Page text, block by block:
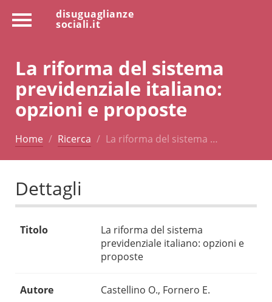
disuguaglianze
sociali.it
La riforma del sistema
previdenziale italiano:
opzioni e proposte
Home Ricerca La riforma del sistema …
Dettagli
Titolo
La riforma del sistema
previdenziale italiano: opzioni e
proposte
Autore Castellino O., Fornero E.